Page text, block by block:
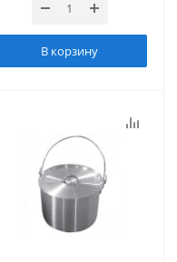
В корзину